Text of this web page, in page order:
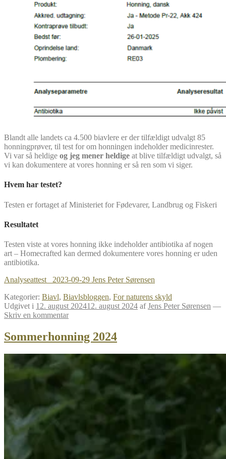
Blandt alle landets ca 4.500 biavlere er der tilfældigt udvalgt 85
honningprøver, til test for om honningen indeholder medicinrester.
Vi var så heldige og jeg mener heldige at blive tilfældigt udvalgt, så
vi kan dokumentere at vores honning er så ren som vi siger.
Hvem har testet?
Testen er fortaget af Ministeriet for Fødevarer, Landbrug og Fiskeri
Resultatet
Testen viste at vores honning ikke indeholder antibiotika af nogen
art – Homecrafted kan dermed dokumentere vores honning er uden
antibiotika.
Analyseattest_ 2023-09-29 Jens Peter Sørensen
Kategorier: Biavl, Biavlsbloggen, For naturens skyld
Udgivet i 12. august 202412. august 2024 afJens Peter Sørensen —
Skriv en kommentar
Sommerhonning 2024